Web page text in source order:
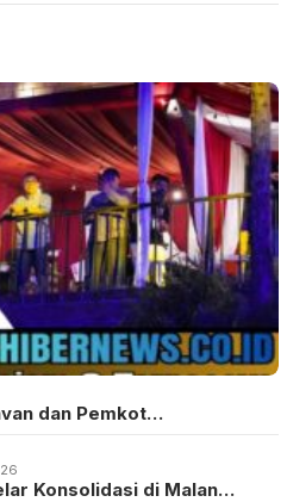
dan Pemkot…
Konsolidasi di Malan…